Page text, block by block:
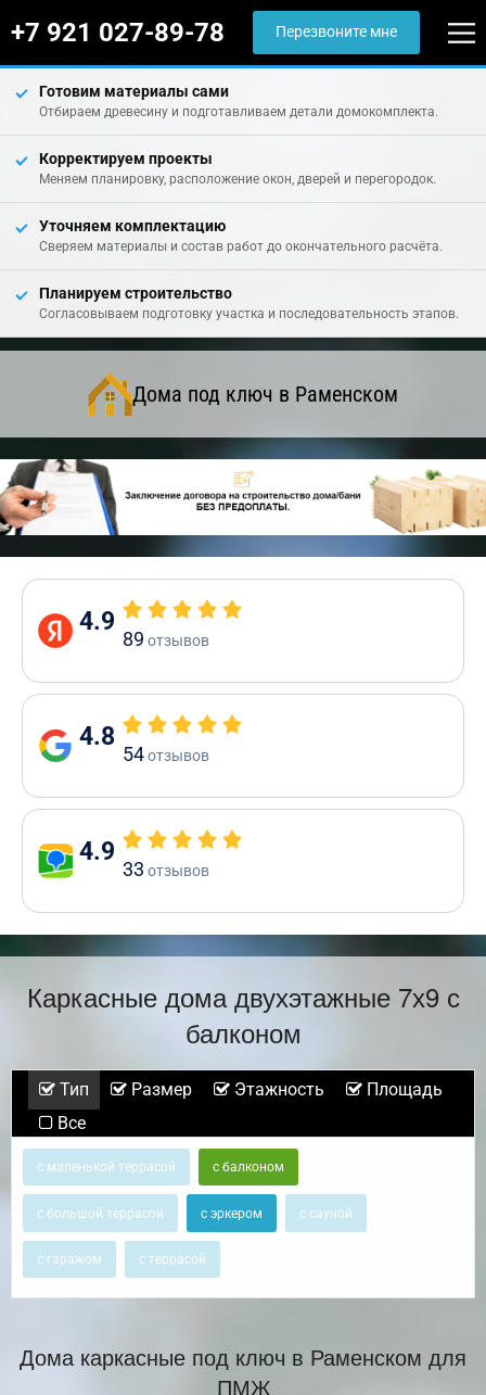
+7 921 027-89-78 Перезвоните мне
Готовим материалы сами
Отбираем древесину и подготавливаем детали домокомплекта.
Корректируем проекты
Меняем планировку, расположение окон, дверей и перегородок.
Уточняем комплектацию
Сверяем материалы и состав работ до окончательного расчёта.
Планируем строительство
Согласовываем подготовку участка и последовательность этапов.
Дома под ключ в Раменском
4.9
89 отзывов
4.8
54отзывов
4.9
33 отзывов
Каркасные дома двухэтажные 7х9 с
балконом
Тип Размер Этажность
Площадь
Все
с маленькой террасой с балконом
с большой террасой с эркером с сауной
с гаражом с террасой
Дома каркасные под ключ в Раменском для
ПМЖ